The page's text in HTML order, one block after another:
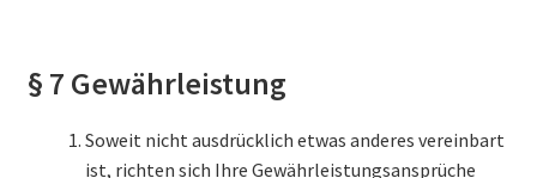
§ 7 Gewährleistung
Soweit nicht ausdrücklich etwas anderes vereinbart
ist, richten sich Ihre Gewährleistungsansprüche